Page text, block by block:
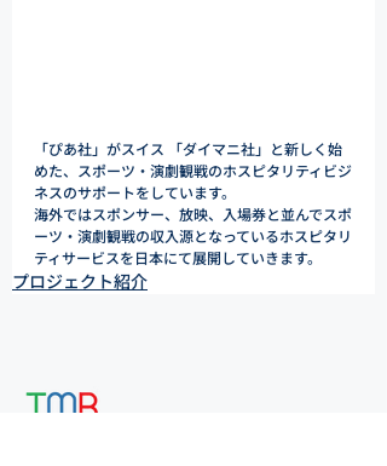
「ぴあ社」がスイス 「ダイマニ社」と新しく始
めた、スポーツ・演劇観戦のホスピタリティビジ
ネスのサポートをしています。
海外ではスポンサー、放映、入場券と並んでスポ
ーツ・演劇観戦の収入源となっているホスピタリ
ティサービスを日本にて展開していきます。
プロジェクト紹介